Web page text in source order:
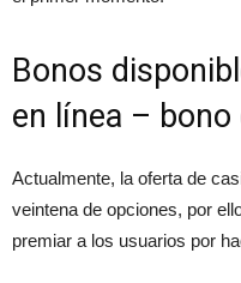
Bonos
en línea – bono
Actualmente, la oferta de
veintena de opciones, por
premiar a los usuarios por